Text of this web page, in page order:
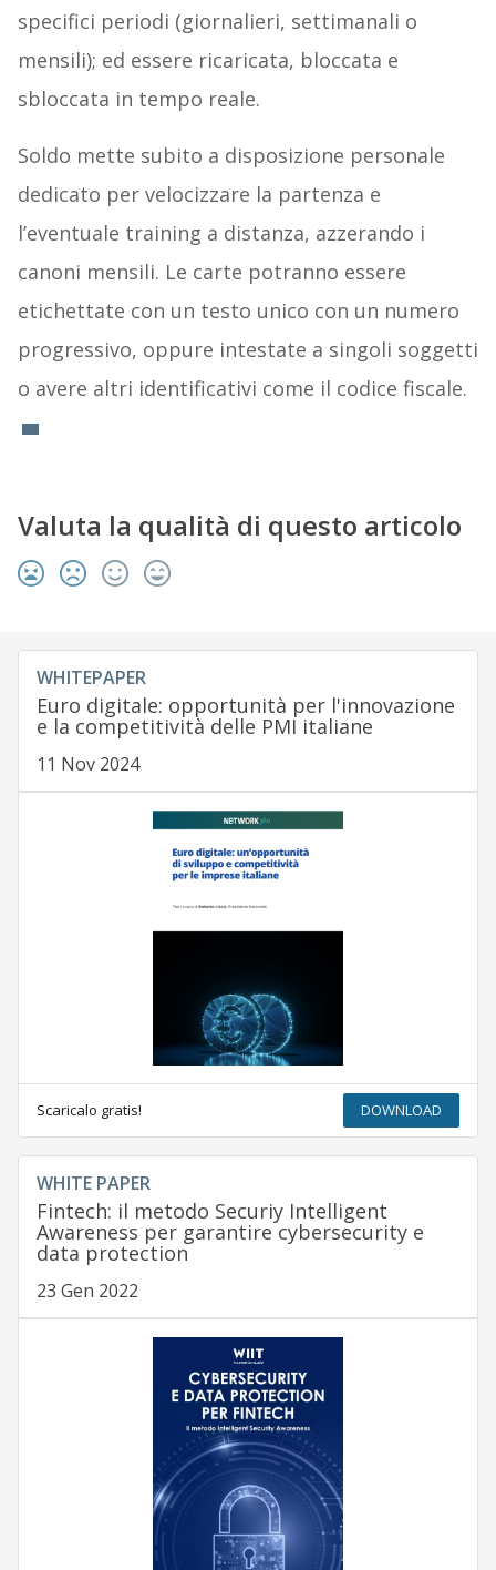
specifici periodi (giornalieri, settimanali o
mensili); ed essere ricaricata, bloccata e
sbloccata in tempo reale.
Soldo mette subito a disposizione personale
dedicato per velocizzare la partenza e
l’eventuale training a distanza, azzerando i
canoni mensili. Le carte potranno essere
etichettate con un testo unico con un numero
progressivo, oppure intestate a singoli soggetti
o avere altri identificativi come il codice fiscale.
Valuta la qualità di questo articolo
WHITEPAPER
Euro digitale: opportunità per l'innovazione
e la competitività delle PMI italiane
11 Nov 2024
Scaricalo gratis! DOWNLOAD
WHITE PAPER
Fintech: il metodo Securiy Intelligent
Awareness per garantire cybersecurity e
data protection
23 Gen 2022